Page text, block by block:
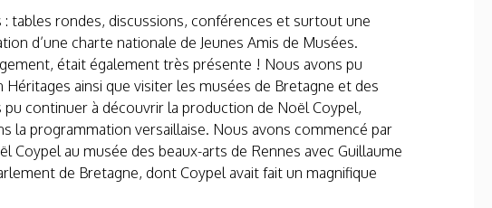
tables rondes, discussions, conférences et surtout une
d’une charte nationale de Jeunes Amis de Musées.
était également très présente ! Nous avons pu
ainsi que visiter les musées de Bretagne et des
continuer à découvrir la production de Noël Coypel,
la programmation versaillaise. Nous avons commencé par
Coypel au musée des beaux-arts de Rennes avec Guillaume
de Bretagne, dont Coypel avait fait un magnifique